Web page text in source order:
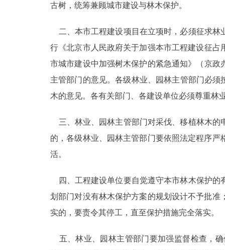
走进北京
绿色北京
多语种
ENGLISH
DEUTSCH
古树，统筹兼顾城市建设与林木保护。
二、本市工程建设项目在立项时，必须征求林
行《北京市人民政府关于加强本市工程建设征占
市城市建设中加强树木保护的紧急通知》（京政
主管部门的意见。各级林业、园林主管部门必
木的意见。各有关部门、各建设单位必须尊重林
三、林业、园林主管部门对采伐、移植林木的
的，各级林业、园林主管部门要依照法定程序
活。
四、工程建设单位要自觉遵守本市林木保护的
划部门对没有林木保护方案的规划设计不予批
实的，要责令其停工，直至保护措施完全落实。
五、林业、园林主管部门要加强监督检查，